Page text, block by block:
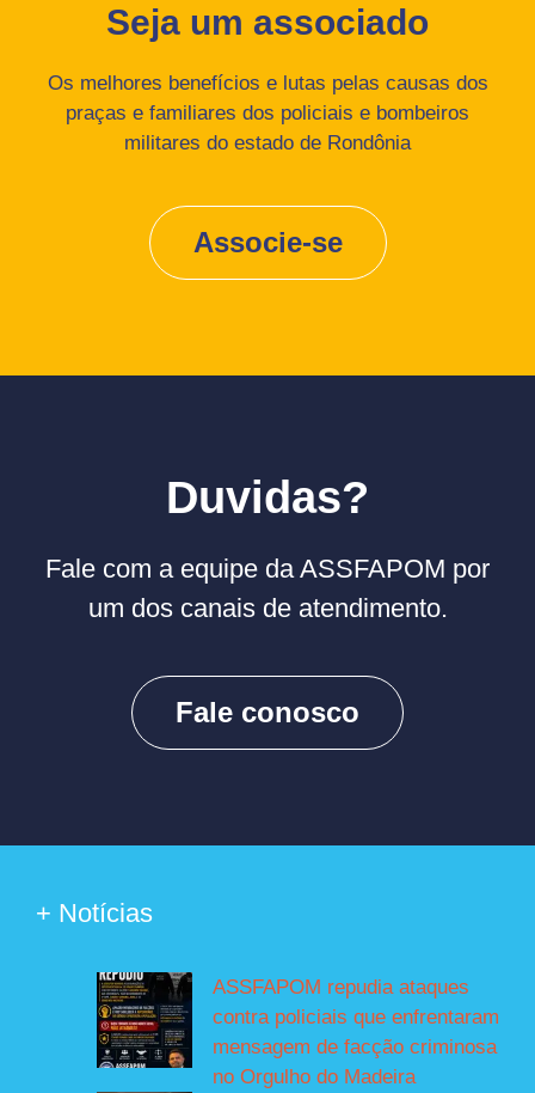
Seja um associado
Os melhores benefícios e lutas pelas causas dos
praças e familiares dos policiais e bombeiros
militares do estado de Rondônia
Associe-se
Duvidas?
Fale com a equipe da ASSFAPOM por
um dos canais de atendimento.
Fale conosco
+ Notícias
ASSFAPOM repudia ataques
contra policiais que enfrentaram
mensagem de facção criminosa
no Orgulho do Madeira